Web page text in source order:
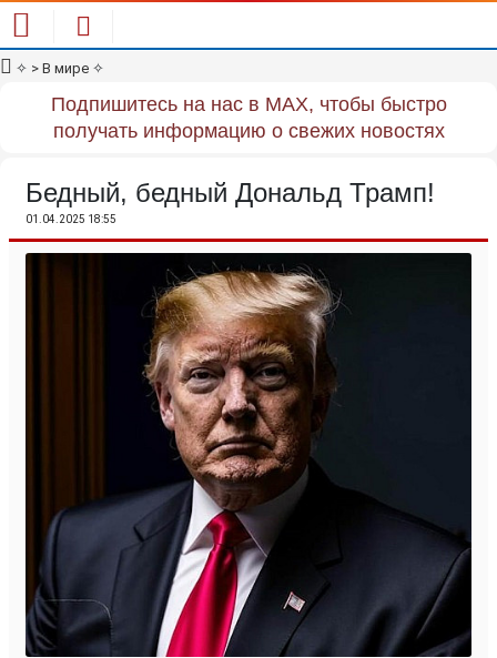
✧ > В мире ✧
Подпишитесь на нас в MAX, чтобы быстро
получать информацию о свежих новостях
Бедный, бедный Дональд Трамп!
01.04.2025 18:55